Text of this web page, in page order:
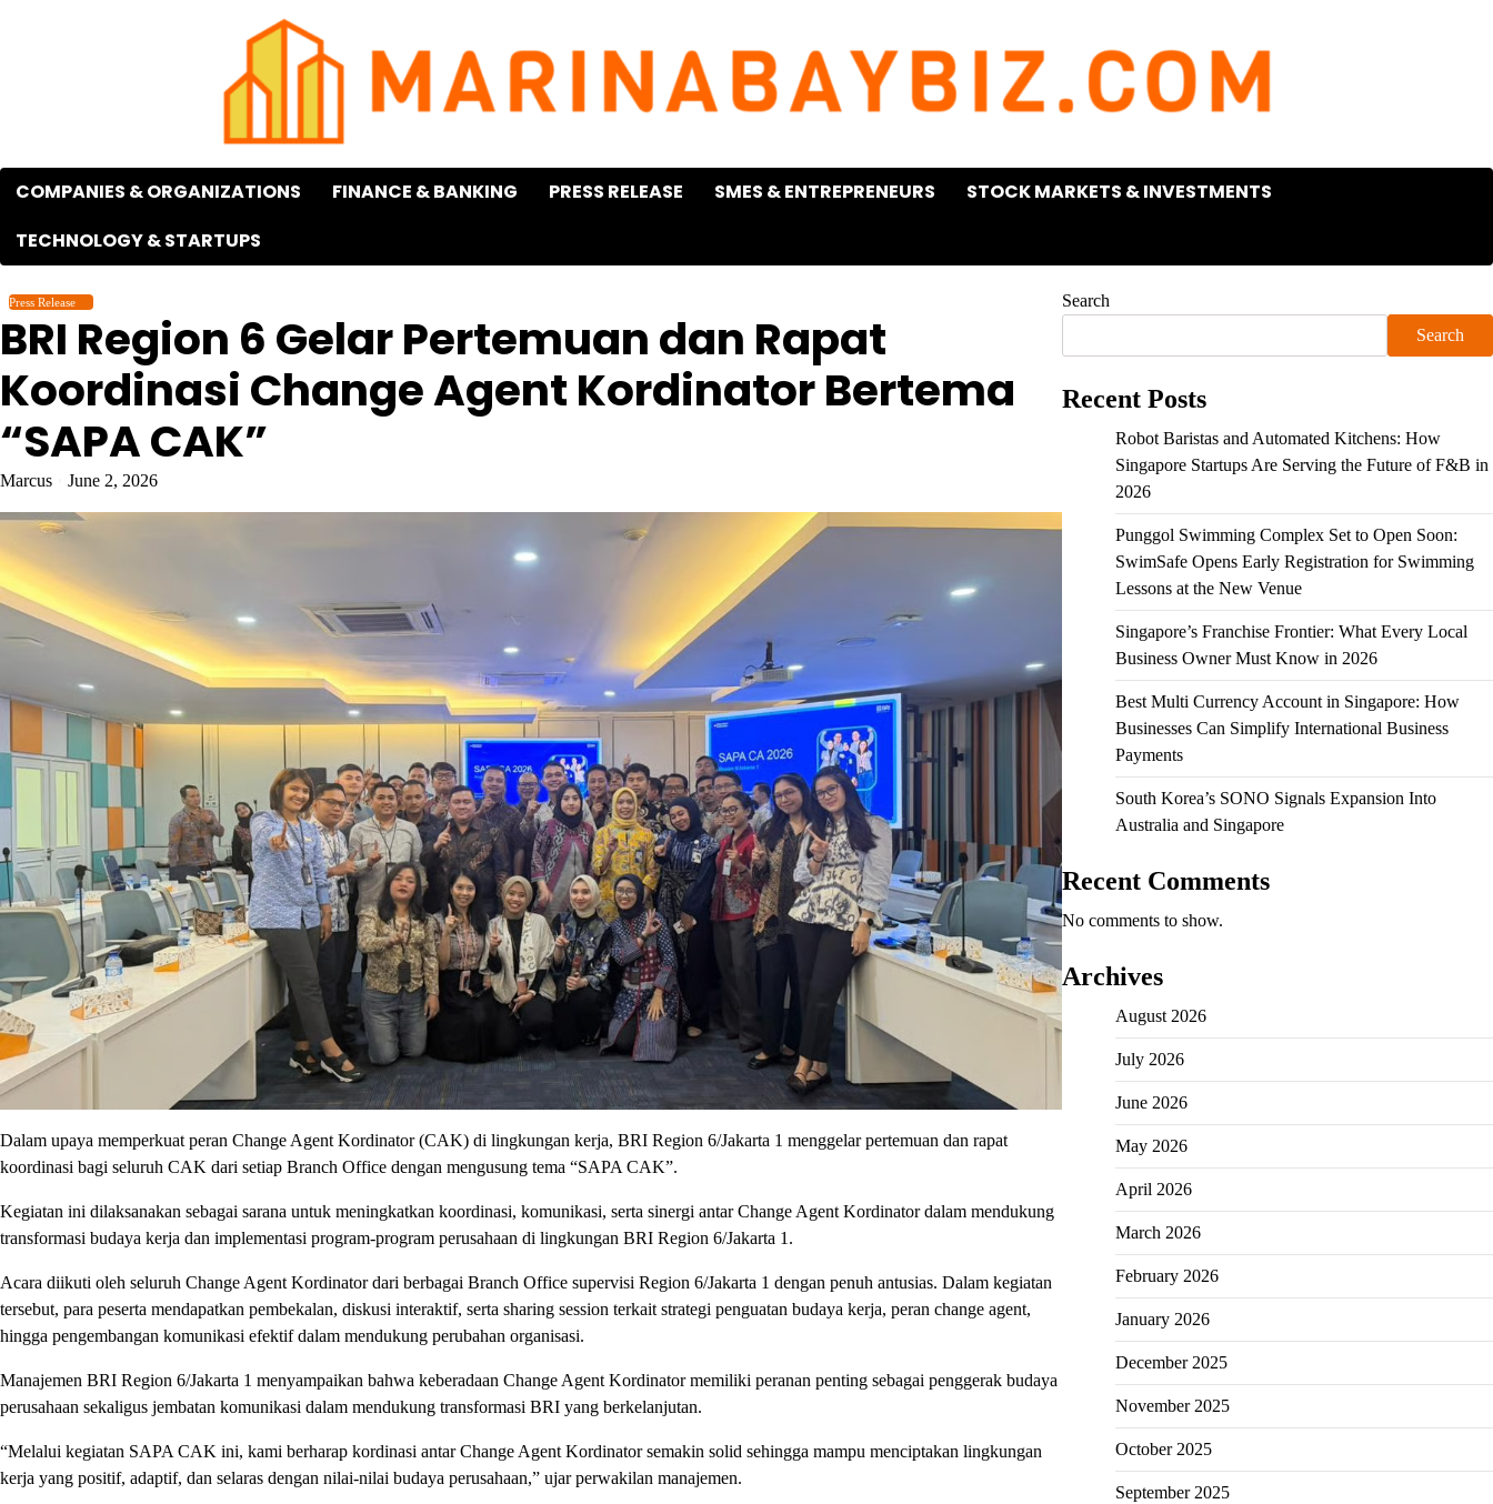
COMPANIES & ORGANIZATIONS FINANCE & BANKING PRESS RELEASE SMES & ENTREPRENEURS
STOCK MARKETS & INVESTMENTS
TECHNOLOGY & STARTUPS
Press Release
BRI Region 6 Gelar Pertemuan dan Rapat
Koordinasi Change Agent Kordinator Bertema
“SAPA CAK”
Marcus June 2, 2026
Dalam upaya memperkuat peran Change Agent Kordinator (CAK) di lingkungan kerja, BRI Region 6/Jakarta 1 menggelar pertemuan dan rapat
koordinasi bagi seluruh CAK dari setiap Branch Office dengan mengusung tema “SAPA CAK”.
Kegiatan ini dilaksanakan sebagai sarana untuk meningkatkan koordinasi, komunikasi, serta sinergi antar Change Agent Kordinator dalam mendukung
transformasi budaya kerja dan implementasi program-program perusahaan di lingkungan BRI Region 6/Jakarta 1.
Acara diikuti oleh seluruh Change Agent Kordinator dari berbagai Branch Office supervisi Region 6/Jakarta 1 dengan penuh antusias. Dalam kegiatan
tersebut, para peserta mendapatkan pembekalan, diskusi interaktif, serta sharing session terkait strategi penguatan budaya kerja, peran change agent,
hingga pengembangan komunikasi efektif dalam mendukung perubahan organisasi.
Manajemen BRI Region 6/Jakarta 1 menyampaikan bahwa keberadaan Change Agent Kordinator memiliki peranan penting sebagai penggerak budaya
perusahaan sekaligus jembatan komunikasi dalam mendukung transformasi BRI yang berkelanjutan.
“Melalui kegiatan SAPA CAK ini, kami berharap kordinasi antar Change Agent Kordinator semakin solid sehingga mampu menciptakan lingkungan
kerja yang positif, adaptif, dan selaras dengan nilai-nilai budaya perusahaan,” ujar perwakilan manajemen.
Search
Search
Recent Posts
Robot Baristas and Automated Kitchens: How
Singapore Startups Are Serving the Future of F&B in
2026
Punggol Swimming Complex Set to Open Soon:
SwimSafe Opens Early Registration for Swimming
Lessons at the New Venue
Singapore’s Franchise Frontier: What Every Local
Business Owner Must Know in 2026
Best Multi Currency Account in Singapore: How
Businesses Can Simplify International Business
Payments
South Korea’s SONO Signals Expansion Into
Australia and Singapore
Recent Comments
No comments to show.
Archives
August 2026
July 2026
June 2026
May 2026
April 2026
March 2026
February 2026
January 2026
December 2025
November 2025
October 2025
September 2025